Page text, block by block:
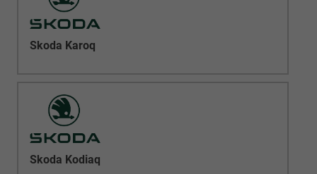
Skoda Karoq
Skoda Kodiaq